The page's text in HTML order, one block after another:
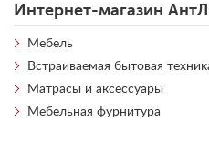
Интернет-магазин
Мебель
Встраиваемая бытовая
Матрасы и аксессуары
Мебельная фурнитура